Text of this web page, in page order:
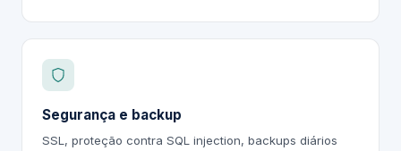
Segurança e backup
SSL, proteção contra SQL injection, backups diários